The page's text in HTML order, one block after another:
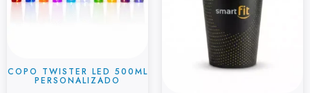
COPO TWISTER LED 500ML
PERSONALIZADO